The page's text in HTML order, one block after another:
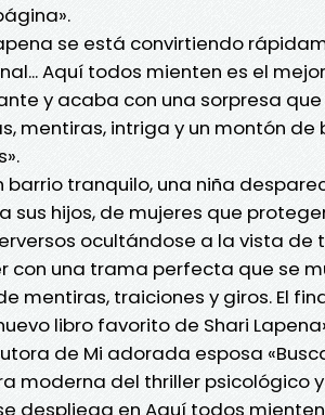
se está convirtiendo
Aquí todos mienten es el
y acaba con una sorpresa
mentiras, intriga y un montón de
barrio tranquilo, una niña
sus hijos, de mujeres que
ocultándose a la vista de
con una trama perfecta que se
mentiras, traiciones y giros. El
libro favorito de Shari
de Mi adorada esposa
moderna del thriller psicológico
despliega en Aquí todos